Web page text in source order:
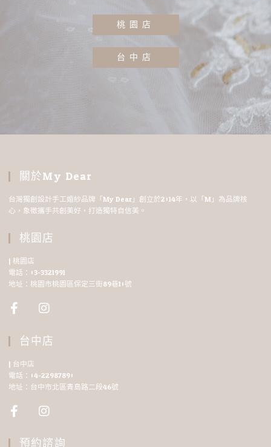
桃園店
台中店
關於My Dear
台灣獨創設計手工婚紗品牌「My Dear」創立於2014年，以「M」為品牌核
心，象徵攜手共創美好，打造獨特自信美。
桃園店
| 桃園店
電話：03-3321991
地址：桃園市桃園區保定三街89巷10號
台中店
| 台中店
電話：04-22987890
地址：台中市北區青島路二段46號